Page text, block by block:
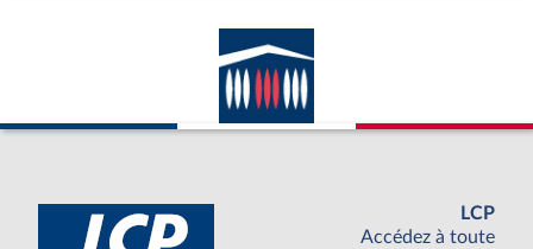
LCP
Accédez à toute